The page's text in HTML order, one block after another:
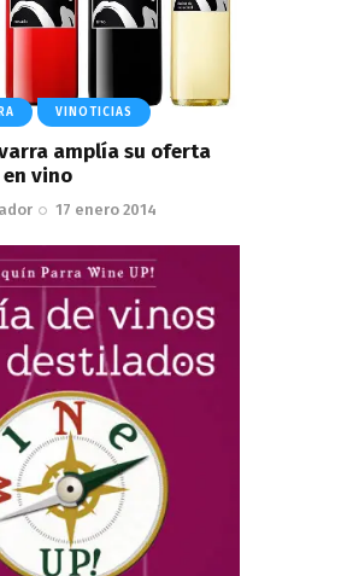
VINOTICIAS
amplía su oferta
vino
17 enero 2014